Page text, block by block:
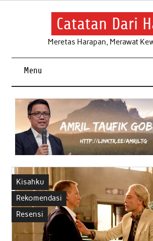
Skip
Catatan Dari
Meretas Harapan, Merawat
Menu
Kisahku
Rekomendasi
Resensi